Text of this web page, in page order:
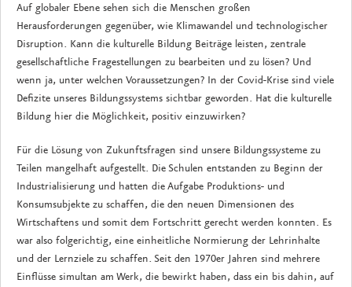
Auf globaler Ebene sehen sich die Menschen großen
Herausforderungen gegenüber, wie Klimawandel und technologischer
Disruption. Kann die kulturelle Bildung Beiträge leisten, zentrale
gesellschaftliche Fragestellungen zu bearbeiten und zu lösen? Und
wenn ja, unter welchen Voraussetzungen? In der Covid-Krise sind viele
Defizite unseres Bildungssystems sichtbar geworden. Hat die kulturelle
Bildung hier die Möglichkeit, positiv einzuwirken?
Für die Lösung von Zukunftsfragen sind unsere Bildungssysteme zu
Teilen mangelhaft aufgestellt. Die Schulen entstanden zu Beginn der
Industrialisierung und hatten die Aufgabe Produktions- und
Konsumsubjekte zu schaffen, die den neuen Dimensionen des
Wirtschaftens und somit dem Fortschritt gerecht werden konnten. Es
war also folgerichtig, eine einheitliche Normierung der Lehrinhalte
und der Lernziele zu schaffen. Seit den 1970er Jahren sind mehrere
Einflüsse simultan am Werk, die bewirkt haben, dass ein bis dahin, auf